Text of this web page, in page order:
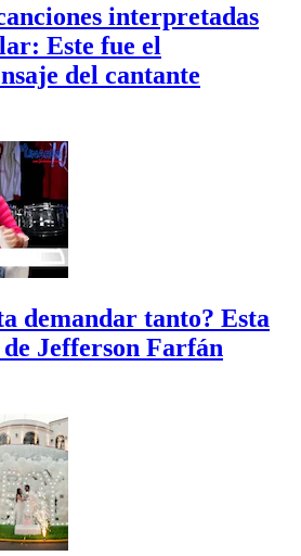
interpretadas
Este fue el
del cantante
demandar tanto? Esta
Jefferson Farfán